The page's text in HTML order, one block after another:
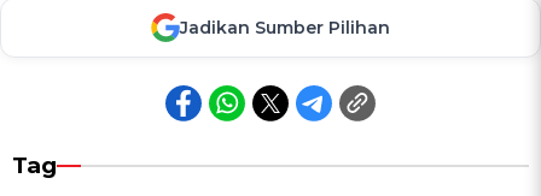
Jadikan Sumber Pilihan
Tag